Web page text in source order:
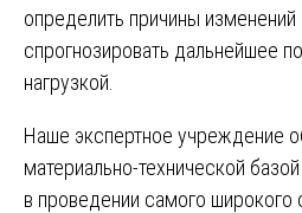
определить причины изменений
спрогнозировать дальнейшее
нагрузкой.
Наше экспертное учреждение
материально-технической
в проведении самого широкого